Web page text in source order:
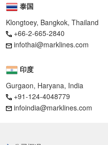
泰国
Klongtoey, Bangkok, Thailand
+66-2-665-2840
infothai@marklines.com
印度
Gurgaon, Haryana, India
+91-124-4048779
infoindia@marklines.com